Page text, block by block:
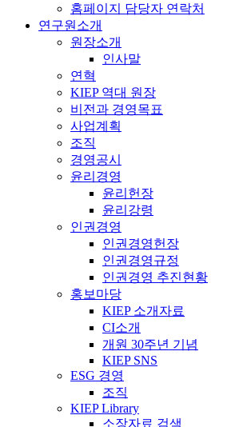
홈페이지 담당자 연락처
연구원소개
원장소개
인사말
연혁
KIEP 역대 원장
비전과 경영목표
사업계획
조직
경영공시
윤리경영
윤리헌장
윤리강령
인권경영
인권경영헌장
인권경영규정
인권경영 추진현황
홍보마당
KIEP 소개자료
CI소개
개원 30주년 기념
KIEP SNS
ESG 경영
조직
KIEP Library
소장자료 검색